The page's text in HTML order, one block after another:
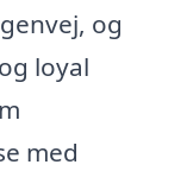
og
loyal
med